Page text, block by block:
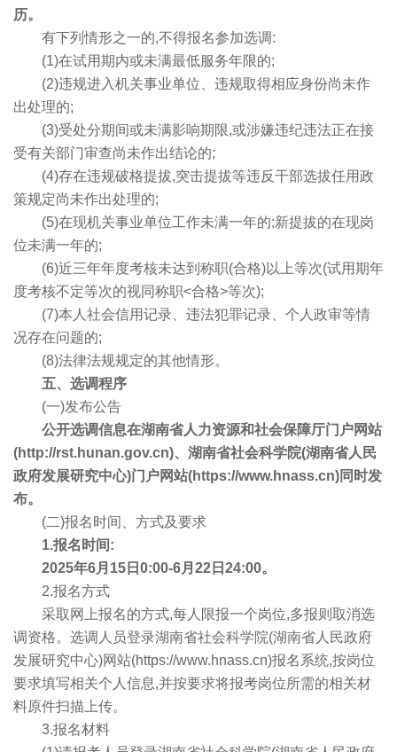
历。
有下列情形之一的,不得报名参加选调:
(1)在试用期内或未满最低服务年限的;
(2)违规进入机关事业单位、违规取得相应身份尚未作
出处理的;
(3)受处分期间或未满影响期限,或涉嫌违纪违法正在接
受有关部门审查尚未作出结论的;
(4)存在违规破格提拔,突击提拔等违反干部选拔任用政
策规定尚未作出处理的;
(5)在现机关事业单位工作未满一年的;新提拔的在现岗
位未满一年的;
(6)近三年年度考核未达到称职(合格)以上等次(试用期年
度考核不定等次的视同称职<合格>等次);
(7)本人社会信用记录、违法犯罪记录、个人政审等情
况存在问题的;
(8)法律法规规定的其他情形。
五、选调程序
(一)发布公告
公开选调信息在湖南省人力资源和社会保障厅门户网站
(http://rst.hunan.gov.cn)、湖南省社会科学院(湖南省人民
政府发展研究中心)门户网站(https://www.hnass.cn)同时发
布。
(二)报名时间、方式及要求
1.报名时间:
2025年6月15日0:00-6月22日24:00。
2.报名方式
采取网上报名的方式,每人限报一个岗位,多报则取消选
调资格。选调人员登录湖南省社会科学院(湖南省人民政府
发展研究中心)网站(https://www.hnass.cn)报名系统,按岗位
要求填写相关个人信息,并按要求将报考岗位所需的相关材
料原件扫描上传。
3.报名材料